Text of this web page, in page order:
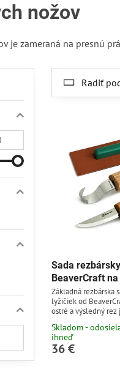
nožov
je zameraná na presnú
Radiť
Sada
BeaverCraft
Základná rezbárska
lyžičiek od
ostré a výsledný rez
uhlíkovej ocele
- 59 HRC. Uhlíková
ľahko sa brúsi, avšak
Skladom -
ihneď
36 €